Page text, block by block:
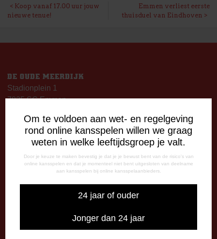
Om te voldoen aan wet- en regelgeving
rond online kansspelen willen we graag
weten in welke leeftijdsgroep je valt.
Door je keuze te maken bevestig je dat je je bewust bent van de risico's van
online kansspelen en dat je momenteel niet bent uitgesloten van deelname
aan kansspelen bij online kansspelaanbieders.
24 jaar of ouder
Jonger dan 24 jaar
BERICHT
Koop vanaf 17.00 uur jouw
nieuwe tenue!
Emmen verliest eerste
thuisduel van Eindhoven
DE OUDE MEERDIJK
Stadionplein 1
7825 SG Emmen
OPENINGSTIJDEN
De Oude Meerdijk
Maandag: 09.00 – 17.00 uur
Dinsdag t/m vrijdag:
09.00 – 12.15 uur
Op thuiswedstrijddagen geopend vanaf 13.00 uur (i.p.v.
TELEFONISCHE BEREIKBAARHEID